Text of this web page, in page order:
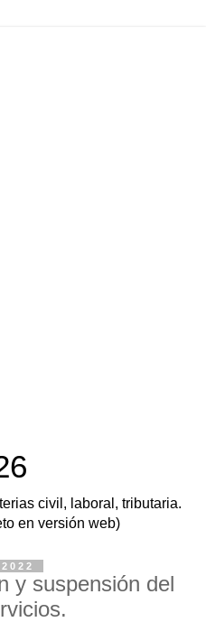
civil, laboral, tributaria.
en versión web)
y suspensión del